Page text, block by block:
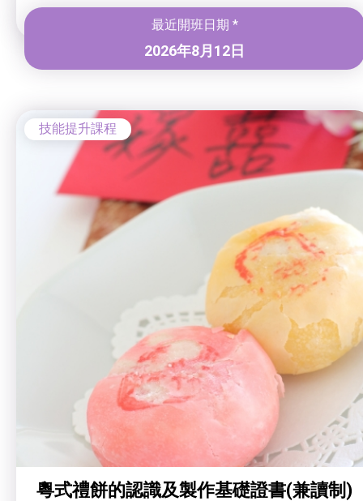
最近開班日期 *
2026年8月12日
技能提升課程
粵式禮餅的認識及製作基礎證書(兼讀制)